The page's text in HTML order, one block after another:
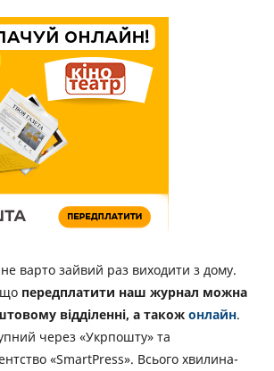
варто зайвий раз виходити з дому.
передплатити наш журнал можна
відділенні, а також онлайн.
через «Укрпошту» та
«SmartPress». Всього хвилина-